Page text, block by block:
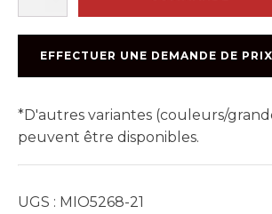
PLUS
1
EFFECTUER UNE DEMANDE DE PRIX
*D'autres variantes (couleurs/
peuvent être disponibles.
UGS : MIO5268-21